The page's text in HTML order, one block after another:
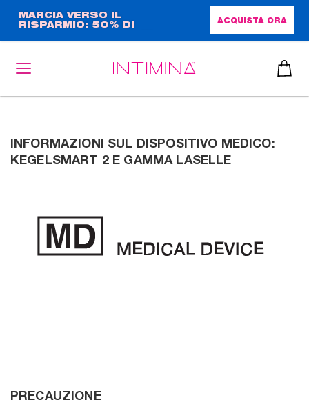
contenuto
principale
MARCIA VERSO IL
RISPARMIO: 50% DI
FORMATO COMPLETO!!
ACQUISTA ORA
INFORMAZIONI SUL DISPOSITIVO MEDICO:
KEGELSMART 2 E GAMMA LASELLE
PRECAUZIONE